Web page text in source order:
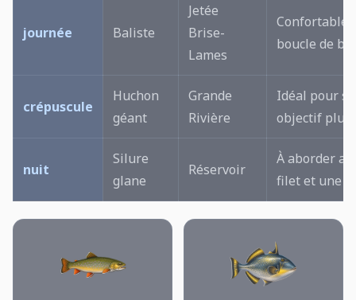
journée Baliste
Jetée
Brise-
Lames
Confortable
boucle de
crépuscule
Huchon
géant
Grande
Rivière
Idéal pour
objectif plus
nuit
Silure
glane
Réservoir
À aborder
filet et une